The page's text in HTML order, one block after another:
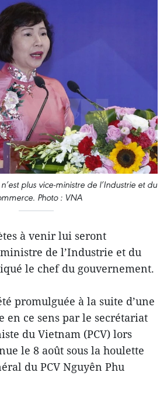
plus vice-ministre de l’Industrie et du
Photo : VNA
à venir lui seront
de l’Industrie et du
le chef du gouvernement.
promulguée à la suite d’une
en ce sens par le secrétariat
du Vietnam (PCV) lors
le 8 août sous la houlette
du PCV Nguyên Phu